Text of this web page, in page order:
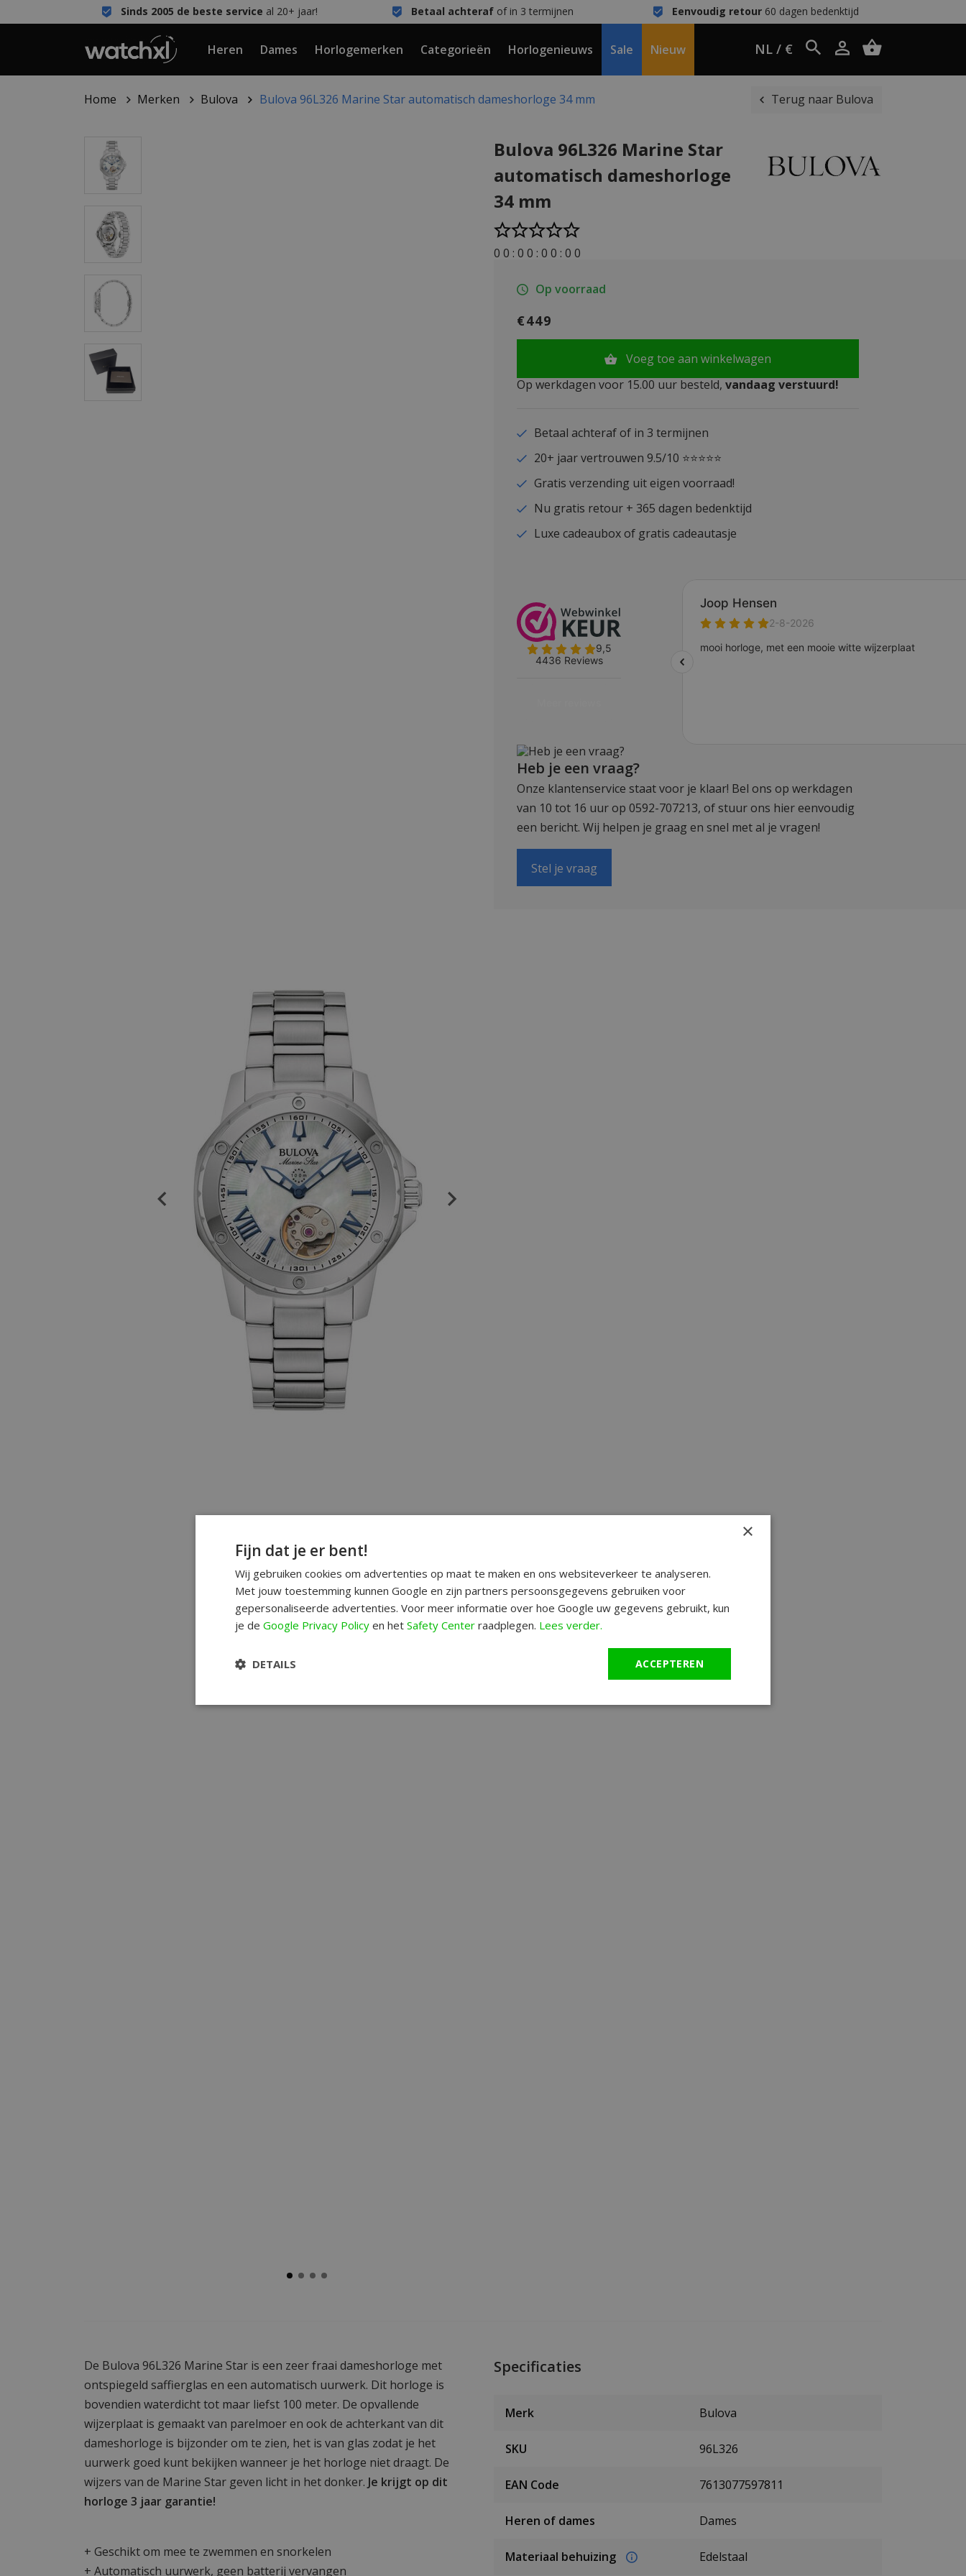
Sinds 2005 de beste service al 20+ jaar! Betaal achterafof in 3 termijnen Eenvoudig retour60 dagen bedenktijd
Heren Dames Horlogemerken Categorieën Horlogenieuws Sale Nieuw NL / €
Home Merken Bulova Bulova 96L326 Marine Star automatisch dameshorloge 34 mm Terug naar Bulova
Bulova 96L326 Marine Star
automatisch dameshorloge
34 mm
0 0 : 0 0 : 0 0 : 0 0
Op voorraad
€449
Voeg toe aan winkelwagen
Op werkdagen voor 15.00 uur besteld, vandaag verstuurd!
Betaal achteraf of in 3 termijnen
20+ jaar vertrouwen 9.5/10 ⭐⭐⭐⭐⭐
Gratis verzending uit eigen voorraad!
Nu gratis retour + 365 dagen bedenktijd
Luxe cadeaubox of gratis cadeautasje
Heb je een vraag?
Onze klantenservice staat voor je klaar! Bel ons op werkdagen
van 10 tot 16 uur op 0592-707213, of stuur ons hier eenvoudig
een bericht. Wij helpen je graag en snel met al je vragen!
Stel je vraag
De Bulova 96L326 Marine Star is een zeer fraai dameshorloge met
ontspiegeld saffierglas en een automatisch uurwerk. Dit horloge is
bovendien waterdicht tot maar liefst 100 meter. De opvallende
wijzerplaat is gemaakt van parelmoer en ook de achterkant van dit
dameshorloge is bijzonder om te zien, het is van glas zodat je het
uurwerk goed kunt bekijken wanneer je het horloge niet draagt. De
wijzers van de Marine Star geven licht in het donker. Je krijgt op dit
horloge 3 jaar garantie!
+ Geschikt om mee te zwemmen en snorkelen
+ Automatisch uurwerk, geen batterij vervangen
Specificaties
Merk Bulova
SKU 96L326
EAN Code 7613077597811
Heren of dames Dames
Materiaal behuizing Edelstaal
×
Fijn dat je er bent!
Wij gebruiken cookies om advertenties op maat te maken en ons websiteverkeer te analyseren.
Met jouw toestemming kunnen Google en zijn partners persoonsgegevens gebruiken voor
gepersonaliseerde advertenties. Voor meer informatie over hoe Google uw gegevens gebruikt, kun
je de Google Privacy Policy en het Safety Center raadplegen. Lees verder.
ACCEPTEREN
DETAILS